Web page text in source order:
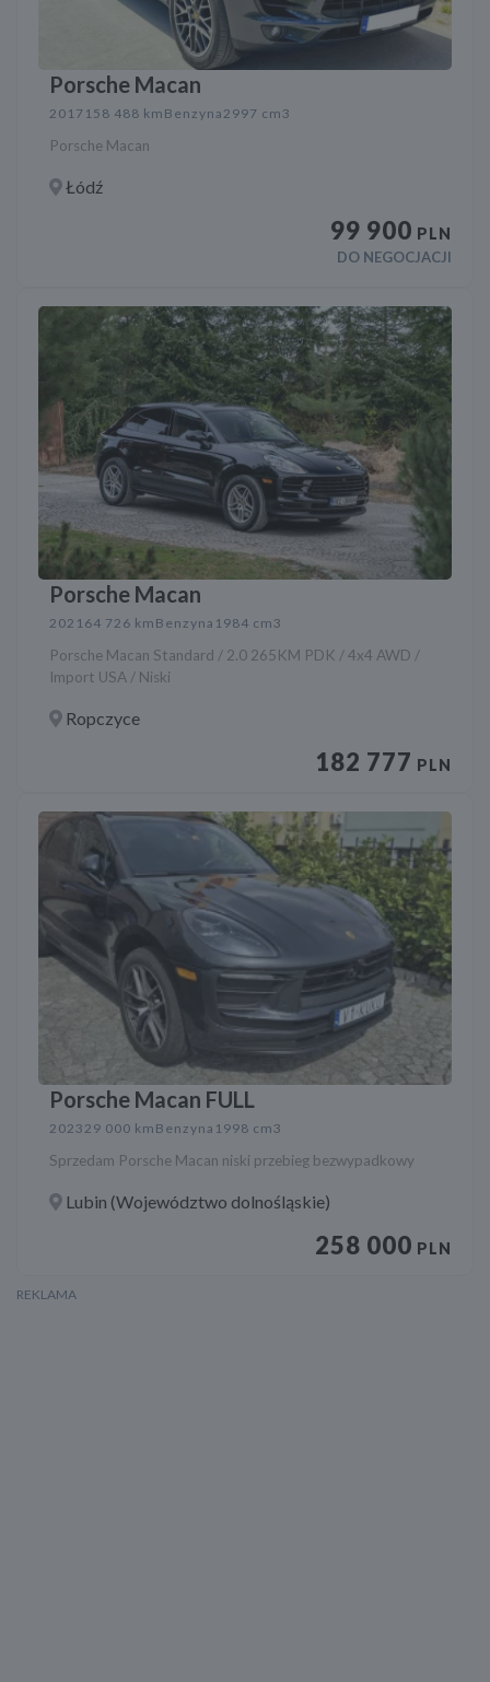
Porsche Macan
2017 158 488 km Benzyna2997 cm3
Porsche Macan
Łódź
99 900 PLN
DO NEGOCJACJI
Porsche Macan
202164 726 km Benzyna 1984 cm3
Porsche Macan Standard / 2.0 265KM PDK / 4x4 AWD /
Import USA / Niski
Ropczyce
182 777 PLN
Porsche Macan FULL
202329 000 km Benzyna 1998 cm3
Sprzedam Porsche Macan niski przebieg bezwypadkowy
Lubin (Województwo dolnośląskie)
258 000 PLN